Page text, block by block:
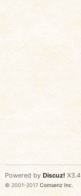
Powered by Discuz! X3.4
© 2001-2017 Comsenz Inc.